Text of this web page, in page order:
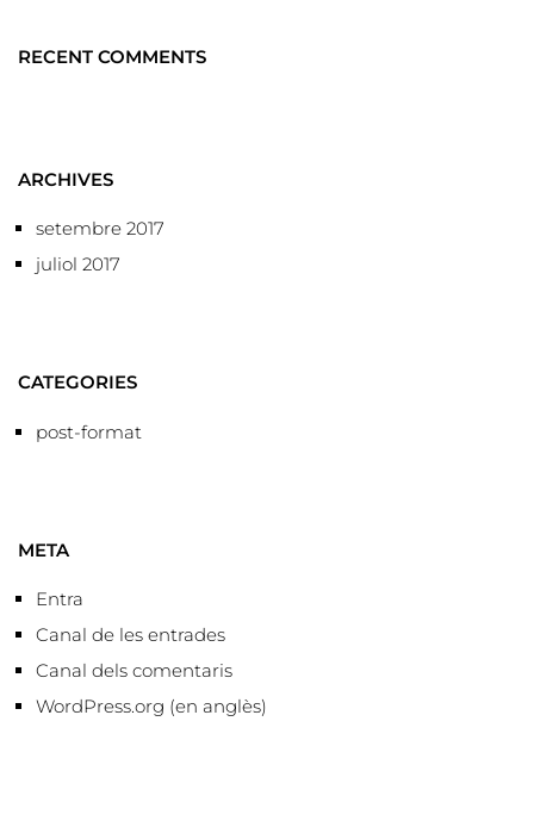
RECENT COMMENTS
ARCHIVES
setembre 2017
juliol 2017
CATEGORIES
post-format
META
Entra
Canal de les entrades
Canal dels comentaris
WordPress.org (en anglès)